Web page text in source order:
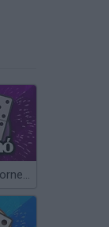
Domino Minitorneos